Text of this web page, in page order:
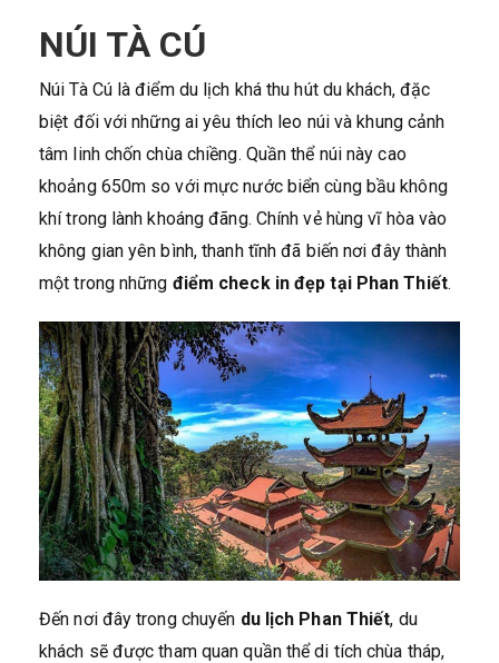
NÚI TÀ CÚ
Núi Tà Cú là điểm du lịch khá thu hút du khách, đặc
biệt đối với những ai yêu thích leo núi và khung cảnh
tâm linh chốn chùa chiềng. Quần thể núi này cao
khoảng 650m so với mực nước biển cùng bầu không
khí trong lành khoáng đãng. Chính vẻ hùng vĩ hòa vào
không gian yên bình, thanh tĩnh đã biến nơi đây thành
một trong những điểm check in đẹp tại Phan Thiết.
Đến nơi đây trong chuyến du lịch Phan Thiết, du
khách sẽ được tham quan quần thể di tích chùa tháp,